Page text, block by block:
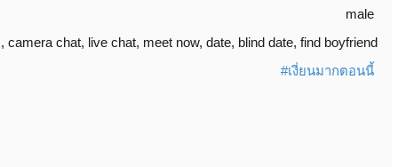
male
, camera chat, live chat, meet now, date, blind date, find boyfriend
#เงี่ยนมากตอนนี้